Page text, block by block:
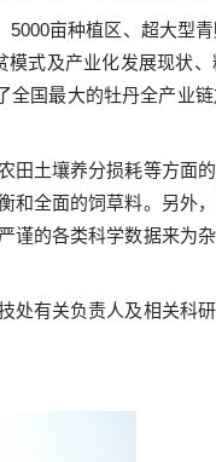
5000亩种植区、超大型
式及产业化发展现状
全国最大的牡丹全产业
田土壤养分损耗等方面
和全面的饲草料。另外
谨的各类科学数据来为
处有关负责人及相关科